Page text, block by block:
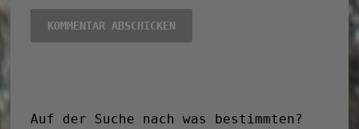
Auf der Suche nach was bestimmten?